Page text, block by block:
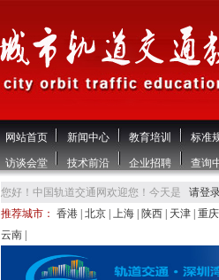
网站首页 新闻中心 教育培训 标准
访谈会堂 技术前沿 企业招聘 查询
您好！中国轨道交通网欢迎您！今天是 请登
推荐城市： 香港 北京 上海 陕西 天津 重庆
云南